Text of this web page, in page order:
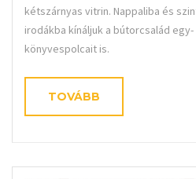
kétszárnyas vitrin. Nappaliba és
irodákba kínáljuk a bútorcsalád
könyvespolcait
TOVÁBB